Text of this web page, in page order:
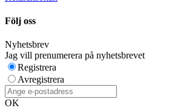
Följ oss
Nyhetsbrev
Jag vill prenumerera på nyhetsbrevet
Registrera
Avregistrera
OK